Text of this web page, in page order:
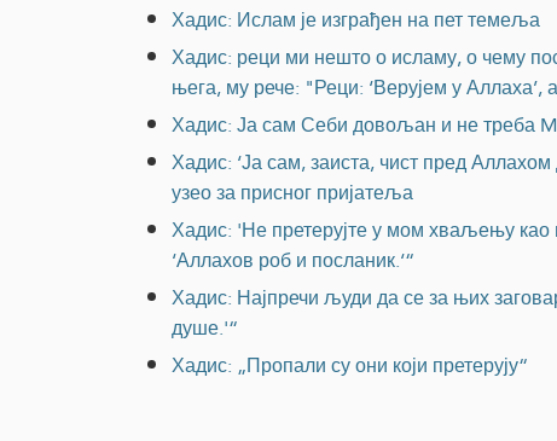
Хадис: Ислам је изграђен на пет темеља
Хадис: реци ми нешто о исламу, о чему
њега, му рече: "Реци: ‘Верујем у Аллаха’,
Хадис: Ја сам Себи довољан и не треба
Хадис: ‘Ја сам, заиста, чист пред
узео за присног пријатеља
Хадис: 'Не претерујте у мом хваљењу
‘Аллахов роб и посланик.‘“
Хадис: Најпречи људи да се за њих
душе.'“
Хадис: „Пропали су они који претерују“